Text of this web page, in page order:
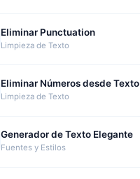
Eliminar Punctuation
Limpieza de Texto
Eliminar Números desde Texto
Limpieza de Texto
Generador de Texto Elegante
Fuentes y Estilos